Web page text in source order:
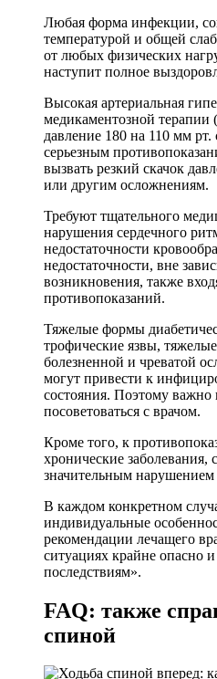
Любая форма инфекции,
температурой и общей
от любых физических
наступит полное
Высокая артериальная
медикаментозной терапии
давление 180 на 110 мм рт.
серьезным
вызвать резкий скачок
или другим осложнениям.
Требуют тщательного
нарушения сердечного
недостаточности
недостаточности, вне
возникновения, также
противопоказаний.
Тяжелые формы
трофические язвы,
болезненной и чреватой
могут привести к
состояния. Поэтому важно
посоветоваться с врачом.
Кроме того, к
хронические
значительным
В каждом конкретном
индивидуальные
рекомендации лечащего
ситуациях крайне опасно
последствиям».
FAQ: также
спиной